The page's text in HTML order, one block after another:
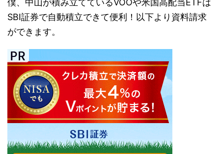
僕、中山が積み立てているVOOや米国高配当ETFは
SBI証券で自動積立できて便利！以下より資料請求
ができます。